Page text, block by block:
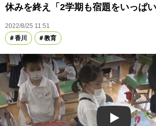
休みを終え「2学期も宿題をいっぱ
2022/8/25 11:51
香川
教育
Play